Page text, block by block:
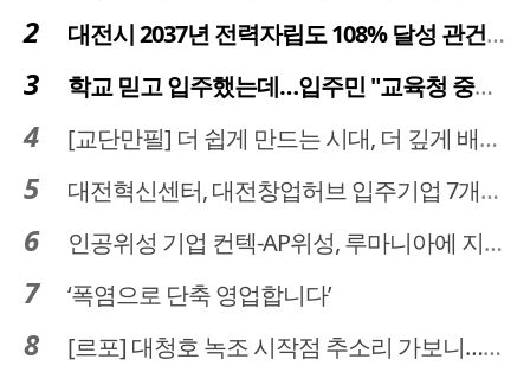
대전시 2037년 전력자립도 108% 달성 관건은 '주민 수용성'
학교 믿고 입주했는데…입주민 "교육청 중재 나서라"
[교단만필] 더 쉽게 만드는 시대, 더 깊게 배우는 교육
대전혁신센터, 대전창업허브 입주기업 7개사 모집
인공위성 기업 컨텍-AP위성, 루마니아에 지상국 시스템 전수
‘폭염으로 단축 영업합니다’
[르포] 대청호 녹조 시작점 추소리 가보니…걷어내도 짙은 초록빛